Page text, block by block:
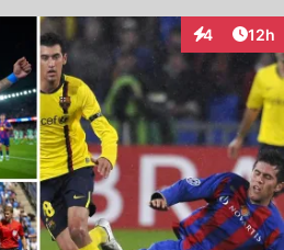
4
Interaktionen
12h